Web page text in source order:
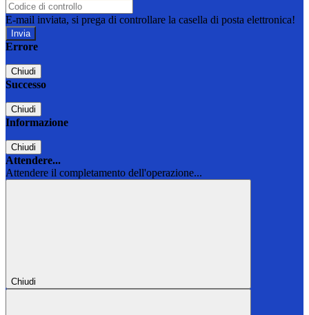
E-mail inviata, si prega di controllare la casella di posta elettronica!
Errore
Chiudi
Successo
Chiudi
Informazione
Chiudi
Attendere...
Attendere il completamento dell'operazione...
Chiudi